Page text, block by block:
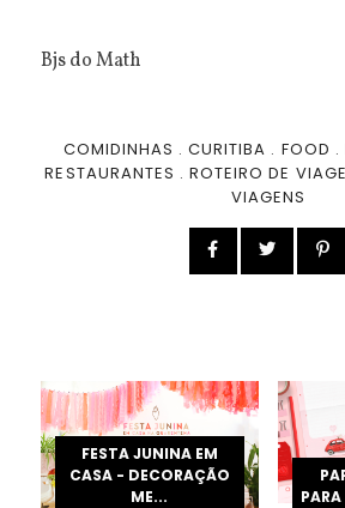
Bjs do Math
COMIDINHAS .CURITIBA . FOOD .
RESTAURANTES .ROTEIRO DE
VIAGENS
FESTA JUNINA EM
CASA - DECORAÇÃO
ME...